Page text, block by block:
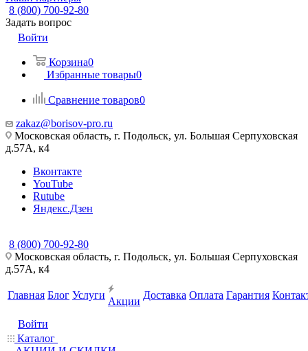
8 (800) 700-92-80
Задать вопрос
Войти
Корзина0
Избранные товары0
Сравнение товаров0
zakaz@borisov-pro.ru
Московская область, г. Подольск, ул. Большая Серпуховская
д.57A, к4
Вконтакте
YouTube
Rutube
Яндекс.Дзен
8 (800) 700-92-80
Московская область, г. Подольск, ул. Большая Серпуховская
д.57A, к4
Главная Блог Услуги
Акции
Доставка Оплата Гарантия
Войти
Каталог